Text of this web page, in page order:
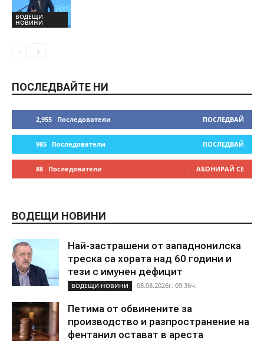
ВОДЕЩИ
НОВИНИ
ПОСЛЕДВАЙТЕ НИ
2,955 Последователи ПОСЛЕДВАЙ
985 Последователи ПОСЛЕДВАЙ
88 Последователи АБОНИРАЙ СЕ
ВОДЕЩИ НОВИНИ
Най-застрашени от западнонилска
треска са хората над 60 години и
тези с имунен дефицит
ВОДЕЩИ НОВИНИ 08.08.2026г. 09:36ч.
Петима от обвинените за
производство и разпространение на
фентанил остават в ареста